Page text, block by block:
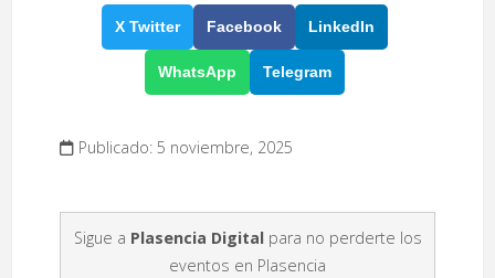
X Twitter Facebook LinkedIn
WhatsApp Telegram
Publicado: 5 noviembre, 2025
Sigue a Plasencia Digitalpara no perderte los
eventos en Plasencia